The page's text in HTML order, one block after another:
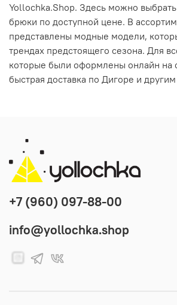
Yollochka.Shop. Здесь можно
брюки по доступной цене. В
представлены модные модели,
трендах предстоящего сезона. Для
которые были оформлены онлайн на
быстрая доставка по Дигоре и
+7 (960) 097-88-00
info@yollochka.shop